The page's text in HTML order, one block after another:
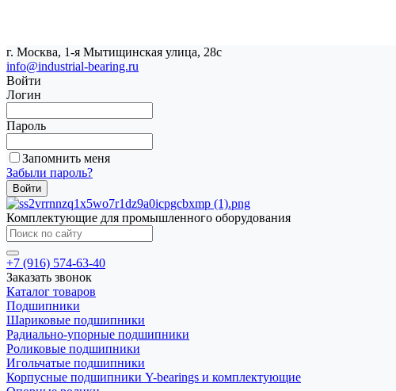
г. Москва, 1-я Мытищинская улица, 28с
info@industrial-bearing.ru
Войти
Логин
Пароль
Запомнить меня
Забыли пароль?
Комплектующие для промышленного оборудования
+7 (916) 574-63-40
Заказать звонок
Каталог товаров
Подшипники
Шариковые подшипники
Радиально-упорные подшипники
Роликовые подшипники
Игольчатые подшипники
Корпусные подшипники Y-bearings и комплектующие